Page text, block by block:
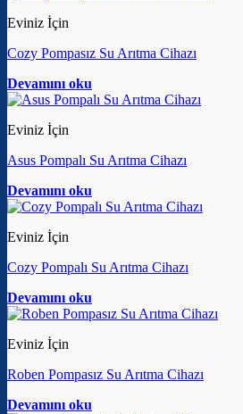
Eviniz İçin
Cozy Pompasız Su Arıtma Cihazı
Devamını oku
Eviniz İçin
Asus Pompalı Su Arıtma Cihazı
Devamını oku
Eviniz İçin
Cozy Pompalı Su Arıtma Cihazı
Devamını oku
Eviniz İçin
Roben Pompasız Su Arıtma Cihazı
Devamını oku